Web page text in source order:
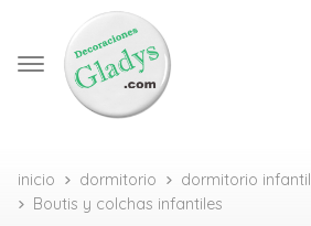
inicio dormitorio
dormitorio infantil
Boutis y colchas infantiles